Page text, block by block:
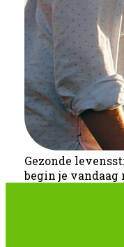
Gezonde
begin je vandaag